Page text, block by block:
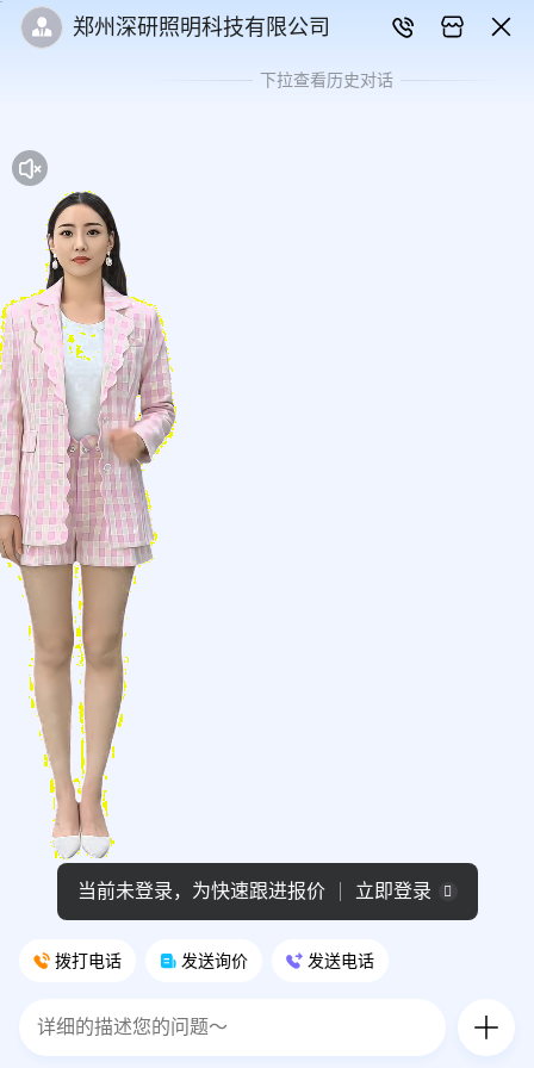
郑州深研照明科技有限公司
下拉查看历史对话
拨打电话 发送询价 发送电话
当前未登录，为快速跟进报价 立即登录